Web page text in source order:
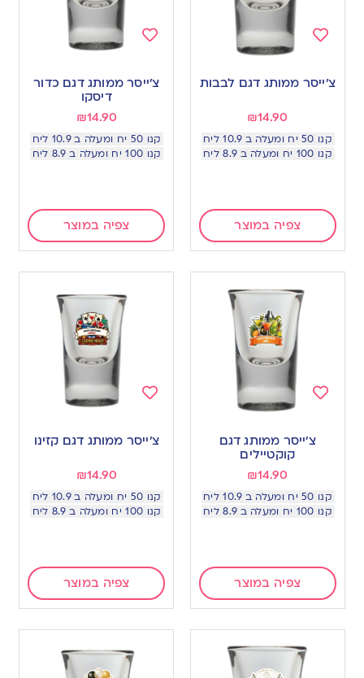
to
צ׳ייסר ממותג דגם לבבות
₪14.90
קנו 50 יח ומעלה ב 10.9 ליח
קנו 100 יח ומעלה ב 8.9 ליח
צפיה במוצר
to
צ׳ייסר ממותג דגם כדור
דיסקו
₪14.90
קנו 50 יח ומעלה ב 10.9 ליח
קנו 100 יח ומעלה ב 8.9 ליח
צפיה במוצר
wishlist
צ׳ייסר ממותג דגם
קוקטיילים
₪14.90
קנו 50 יח ומעלה ב 10.9 ליח
קנו 100 יח ומעלה ב 8.9 ליח
צפיה במוצר
to
צ׳ייסר ממותג דגם קזינו
₪14.90
קנו 50 יח ומעלה ב 10.9 ליח
קנו 100 יח ומעלה ב 8.9 ליח
צפיה במוצר